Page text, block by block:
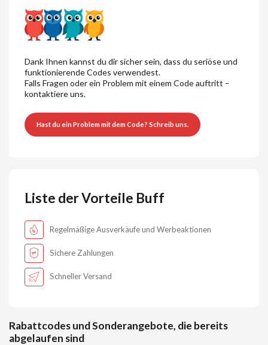
Dank Ihnen kannst du dir sicher sein, dass du seriöse und
funktionierende Codes verwendest.
Falls Fragen oder ein Problem mit einem Code auftritt –
kontaktiere uns.
Hast du ein Problem mit dem Code? Schreib uns.
Liste der Vorteile Buff
Regelmäßige Ausverkäufe und Werbeaktionen
Sichere Zahlungen
Schneller Versand
Rabattcodes und Sonderangebote, die bereits
abgelaufen sind